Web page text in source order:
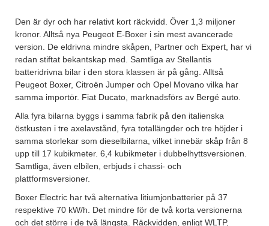
Den är dyr och har relativt kort räckvidd. Över 1,3 miljoner
kronor. Alltså nya Peugeot E-Boxer i sin mest avancerade
version. De eldrivna mindre skåpen, Partner och Expert, har vi
redan stiftat bekantskap med. Samtliga av Stellantis
batteridrivna bilar i den stora klassen är på gång. Alltså
Peugeot Boxer, Citroën Jumper och Opel Movano vilka har
samma importör. Fiat Ducato, marknadsförs av Bergé auto.
Alla fyra bilarna byggs i samma fabrik på den italienska
östkusten i tre axelavstånd, fyra totallängder och tre höjder i
samma storlekar som dieselbilarna, vilket innebär skåp från 8
upp till 17 kubikmeter. 6,4 kubikmeter i dubbelhyttsversionen.
Samtliga, även elbilen, erbjuds i chassi- och
plattformsversioner.
Boxer Electric har två alternativa litiumjonbatterier på 37
respektive 70 kW/h. Det mindre för de två korta versionerna
och det större i de två längsta. Räckvidden, enligt WLTP,